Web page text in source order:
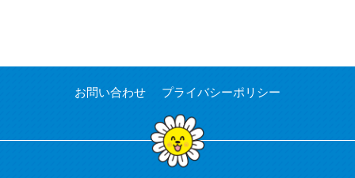
お問い合わせ プライバシーポリシー